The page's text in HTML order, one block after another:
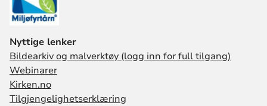
Nyttige lenker
Bildearkiv og malverktøy (logg inn for full tilgang)
Webinarer
Kirken.no
Tilgjengelighetserklæring